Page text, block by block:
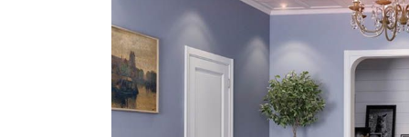
Письменные столы
Приставные столики
Сервировочные столики
Туалетные столики
Кухонные
Мягкая мебель
Диваны